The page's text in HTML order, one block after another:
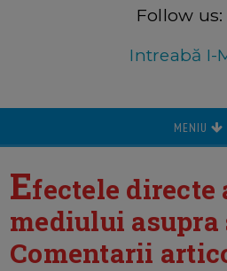
Follow us:
Intreabă I-
MENIU
Efectele directe
mediului
Comentarii